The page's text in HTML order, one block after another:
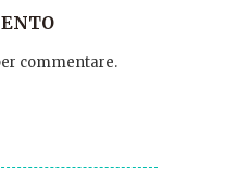
commentare.